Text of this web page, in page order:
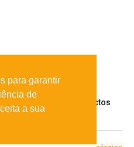
Contactos
para garantir
de
a sua